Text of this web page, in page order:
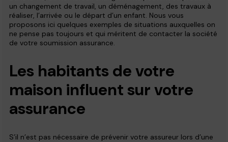
un changement de travail, un déménagement, des travaux à
réaliser, l’arrivée ou le départ d’un enfant. Nous vous
proposons ici quelques exemples de situations auxquelles on
ne pense pas toujours et qui méritent de contacter la société
de votre soumission assurance.
Les habitants de votre
maison influent sur votre
assurance
S’il n’est pas nécessaire de prévenir votre assureur lors d’une